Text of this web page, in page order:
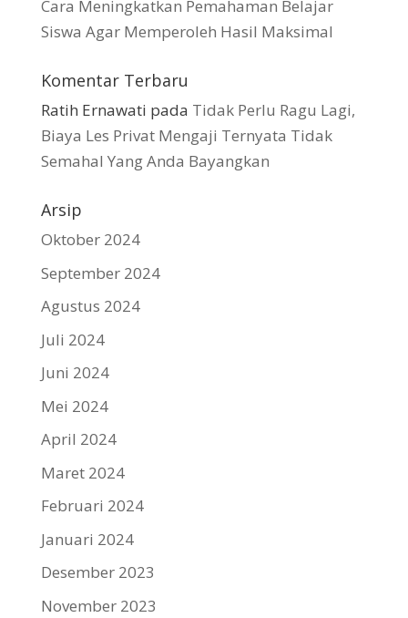
Cara Meningkatkan Pemahaman Belajar
Siswa Agar Memperoleh Hasil Maksimal
Komentar Terbaru
Ratih Ernawati pada Tidak Perlu Ragu Lagi,
Biaya Les Privat Mengaji Ternyata Tidak
Semahal Yang Anda Bayangkan
Arsip
Oktober 2024
September 2024
Agustus 2024
Juli 2024
Juni 2024
Mei 2024
April 2024
Maret 2024
Februari 2024
Januari 2024
Desember 2023
November 2023